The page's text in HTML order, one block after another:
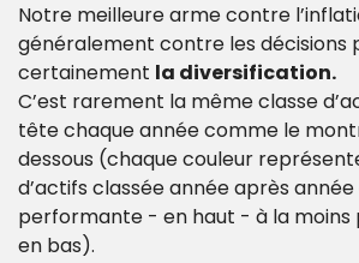
Notre meilleure arme contre
généralement contre les décisions
certainement la diversification.
C’est rarement la même classe
tête chaque année comme le
dessous (chaque couleur
d’actifs classée année après année
performante - en haut - à la
en bas).